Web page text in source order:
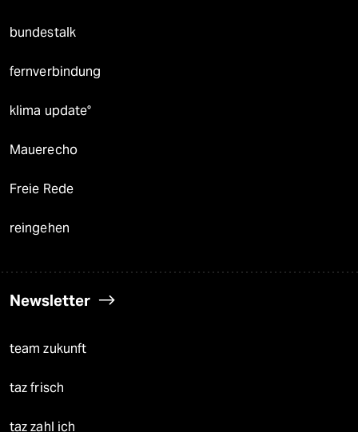
bundestalk
fernverbindung
klima update°
Mauerecho
Freie Rede
reingehen
Newsletter
team zukunft
taz frisch
taz zahl ich